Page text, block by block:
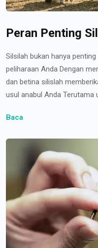
Peran Penting
Silsilah bukan hanya
peliharaan Anda Dengan
dan betina silislah
usul anabul Anda Terutama
Baca